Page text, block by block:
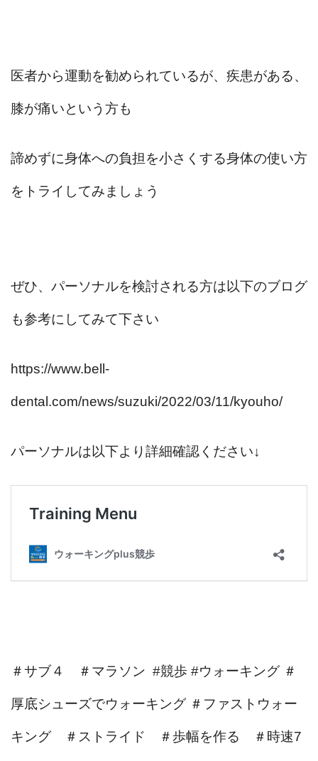
医者から運動を勧められているが、疾患がある、
膝が痛いという方も
諦めずに身体への負担を小さくする身体の使い方
をトライしてみましょう
ぜひ、パーソナルを検討される方は以下のブログ
も参考にしてみて下さい
https://www.bell-
dental.com/news/suzuki/2022/03/11/kyouho/
パーソナルは以下より詳細確認ください↓
＃サブ４ ＃マラソン #競歩 #ウォーキング ＃
厚底シューズでウォーキング ＃ファストウォー
キング ＃ストライド ＃歩幅を作る ＃時速7